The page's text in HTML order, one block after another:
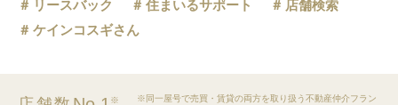
リースバック
住まいるサポート
店舗検索
ケインコスギさん
※
※同一屋号で売買・賃貸の両方を取り扱う不動産仲介フラン